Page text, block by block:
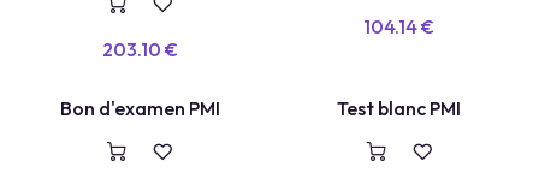
203.10 €
104.14€
VOUCHER
Bon d'examen PMI TEST BLANC
Test blanc PMI